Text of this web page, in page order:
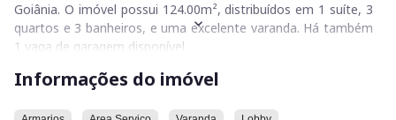
Goiânia. O imóvel possui 124.00m², distribuídos em 1 suíte, 3
quartos e 3 banheiros, e uma excelente varanda. Há também
1 vaga de garagem disponível.
O apartamento conta com diversas comodidades. Entre elas,
Informações do imóvel